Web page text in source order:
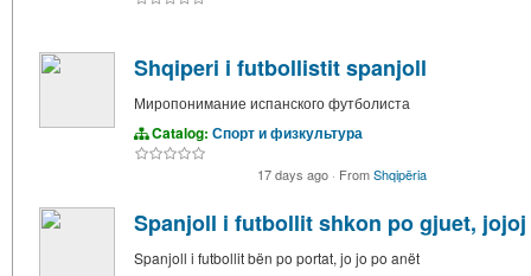
Shqiperi i futbollistit spanjoll
Миропонимание испанского футболиста
Catalog: Спорт и физкультура
17 days ago · FromShqipëria
Spanjoll i futbollit shkon po gjuet, jojoj
Spanjoll i futbollit bën po portat, jo jo po anët